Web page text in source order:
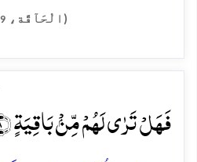
(الْحَآقَّة،
فَہَلۡ تَرٰی لَہُمۡ مِّنۡۢ بَاقِیَۃٍ ﴿۸﴾